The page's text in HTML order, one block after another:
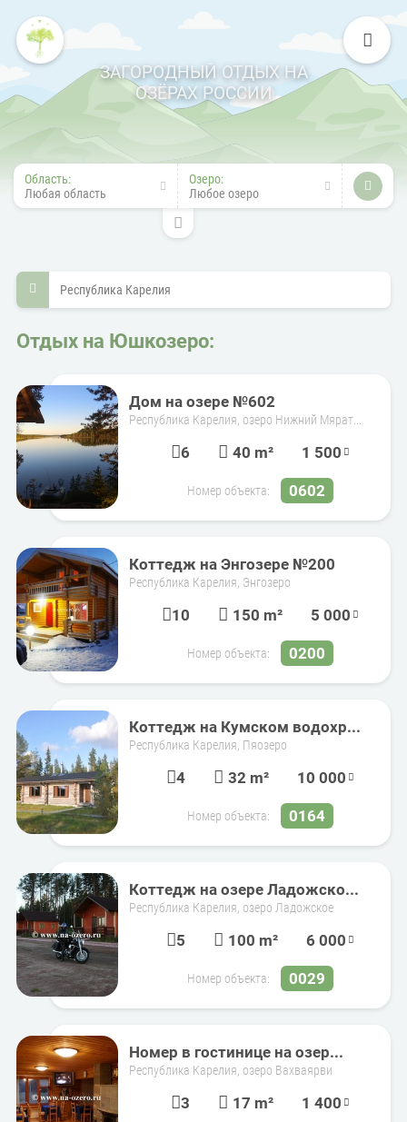
ЗАГОРОДНЫЙ ОТДЫХ НА
ОЗЁРАХ РОССИИ
Область:
Любая область
Озеро:
Любое озеро
Республика Карелия
Отдых на Юшкозеро:
Дом на озере №602
Республика Карелия, озеро Нижний Мярат...
6 40 m² 1 500
Номер объекта: 0602
Коттедж на Энгозере №200
Республика Карелия, Энгозеро
10 150 m² 5 000
Номер объекта: 0200
Коттедж на Кумском водохр...
Республика Карелия, Пяозеро
4 32 m² 10 000
Номер объекта: 0164
Коттедж на озере Ладожско...
Республика Карелия, озеро Ладожское
5 100 m² 6 000
Номер объекта: 0029
Номер в гостинице на озер...
Республика Карелия, озеро Вахваярви
3 17 m² 1 400